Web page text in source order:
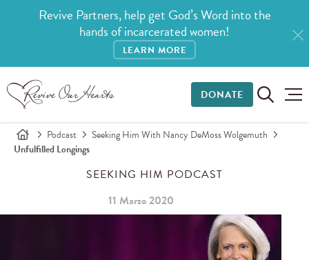
Revive Partners, help get God’s Word into the
hands of incarcerated women!
LEARN MORE
DONATE
Podcast
Seeking Him With Nancy DeMoss Wolgemuth
Unfulfilled Longings
SEEKING HIM PODCAST
11 Marzo 2020